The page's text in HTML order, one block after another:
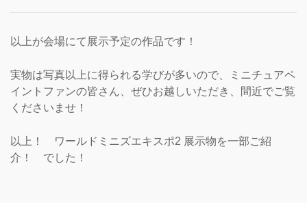
以上が会場にて展示予定の作品です！
実物は写真以上に得られる学びが多いので、ミニチュアペ
イントファンの皆さん、ぜひお越しいただき、間近でご覧
くださいませ！
以上！ ワールドミニズエキスポ2 展示物を一部ご紹
介！ でした！